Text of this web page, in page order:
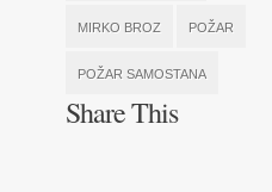
MIRKO BROZ POŽAR
POŽAR SAMOSTANA
Share This